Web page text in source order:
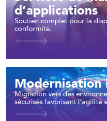
d’applications
Soutien complet pour la
conformité.
Modernisation
Migration vers des
sécurisés favorisant l’agilité